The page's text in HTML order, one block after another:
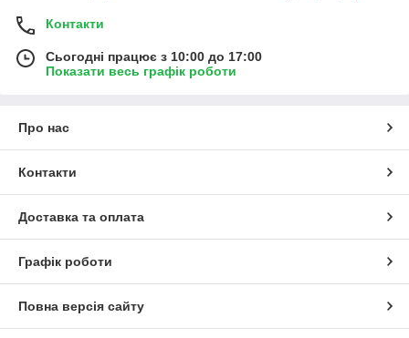
Контакти
Сьогодні працює з 10:00 до 17:00
Показати весь графік роботи
Про нас
Контакти
Доставка та оплата
Графік роботи
Повна версія сайту